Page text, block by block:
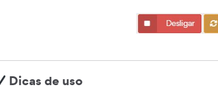
Dicas de uso